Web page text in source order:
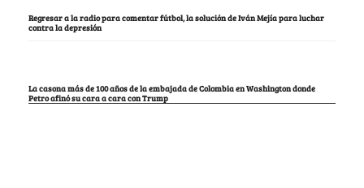
Regresar a la radio para comentar fútbol, la solución de Iván Mejía para luchar
contra la depresión
La casona más de 100 años de la embajada de Colombia en Washington donde
Petro afinó su cara a cara con Trump